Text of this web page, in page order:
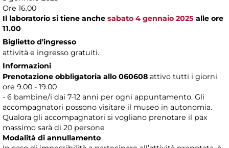
Ore 16.00
Il laboratorio si tiene anche sabato 4 gennaio 2025 alle ore
11.00
Biglietto d'ingresso
attività e ingresso gratuiti.
Informazioni
Prenotazione obbligatoria allo 060608 attivo tutti i giorni
ore 9.00 - 19.00
- 6 bambine/i dai 7-12 anni per ogni appuntamento. Gli
accompagnatori possono visitare il museo in autonomia.
Qualora gli accompagnatori si vogliano prenotare il pax
massimo sarà di 20 persone
Modalità di annullamento